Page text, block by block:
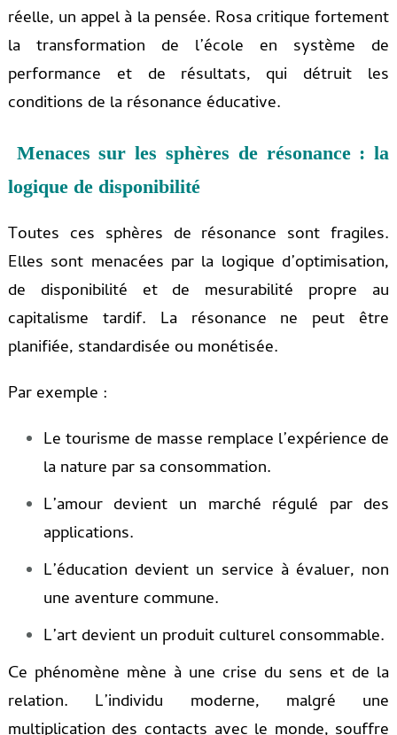
réelle, un appel à la pensée. Rosa critique fortement
la transformation de l’école en système de
performance et de résultats, qui détruit les
conditions de la résonance éducative.
Menaces sur les sphères de résonance : la
logique de disponibilité
Toutes ces sphères de résonance sont fragiles.
Elles sont menacées par la logique d’optimisation,
de disponibilité et de mesurabilité propre au
capitalisme tardif. La résonance ne peut être
planifiée, standardisée ou monétisée.
Par exemple :
Le tourisme de masse remplace l’expérience de
la nature par sa consommation.
L’amour devient un marché régulé par des
applications.
L’éducation devient un service à évaluer, non
une aventure commune.
L’art devient un produit culturel consommable.
Ce phénomène mène à une crise du sens et de la
relation. L’individu moderne, malgré une